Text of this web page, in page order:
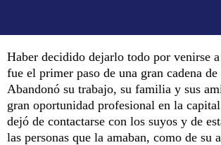
Haber decidido dejarlo todo por venirse
fue el primer paso de una gran cadena de
Abandonó su trabajo, su familia y sus
gran oportunidad profesional en la
dejó de contactarse con los suyos y de
las personas que la amaban, como de su